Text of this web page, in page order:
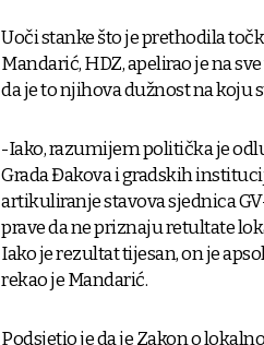
Uoči stanke što je prethodila
Mandarić, HDZ, apelirao je na
da je to njihova dužnost na koju
-Iako, razumijem politička je
Grada Đakova i gradskih
artikuliranje stavova sjednica
prave da ne priznaju retultate
Iako je rezultat tijesan, on je
rekao je Mandarić.
Podsjetio je da je Zakon o